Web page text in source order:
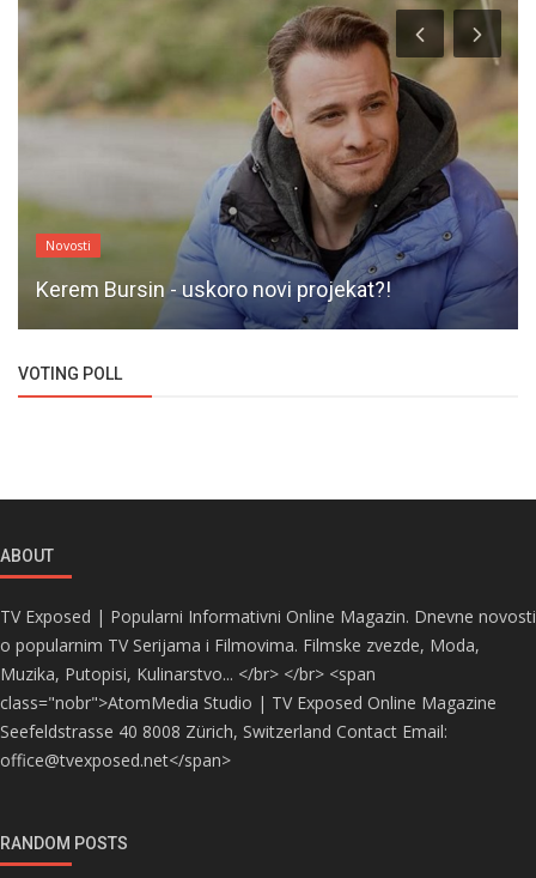
Novosti
Kerem Bursin - uskoro novi projekat?!
VOTING POLL
ABOUT
TV Exposed | Popularni Informativni Online Magazin. Dnevne novosti
o popularnim TV Serijama i Filmovima. Filmske zvezde, Moda,
Muzika, Putopisi, Kulinarstvo... </br> </br> <span
class="nobr">AtomMedia Studio | TV Exposed Online Magazine
Seefeldstrasse 40 8008 Zürich, Switzerland Contact Email:
office@tvexposed.net</span>
RANDOM POSTS